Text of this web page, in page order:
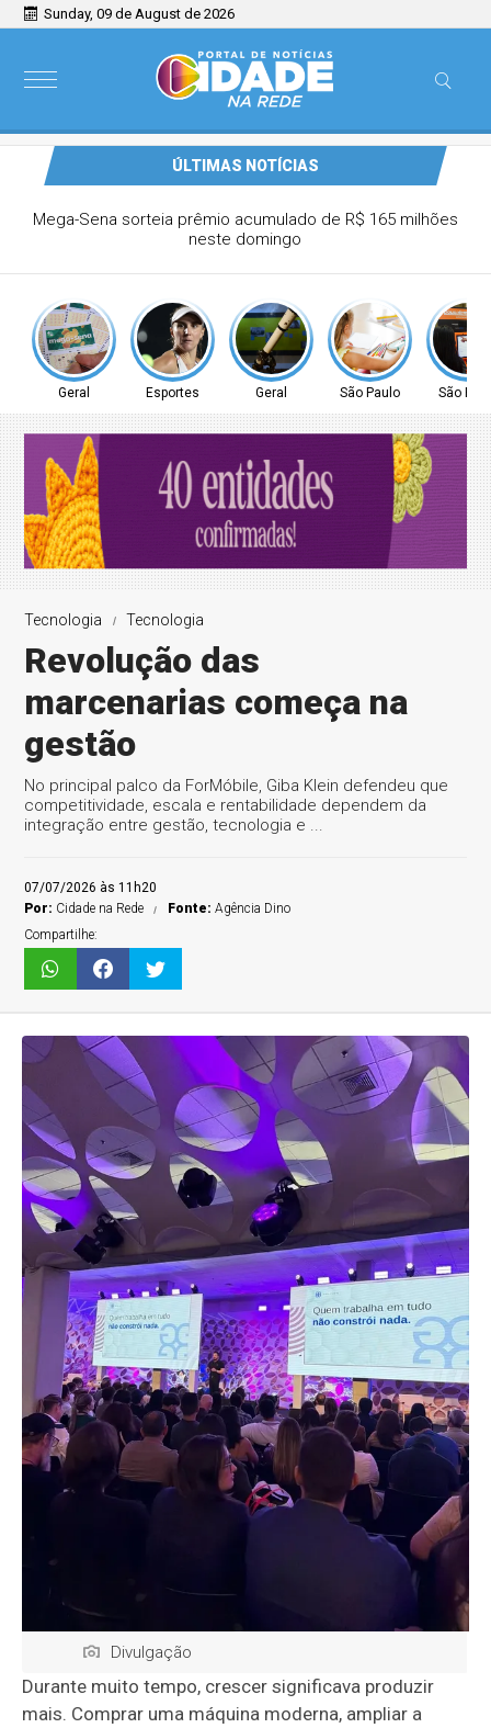
Sunday, 09 de August de 2026
ÚLTIMAS NOTÍCIAS
Tenista Bia Haddad anuncia pausa na carreira neste
segundo semestre
Geral Esportes Geral São Paulo São
Tecnologia Tecnologia
Revolução das
marcenarias começa na
gestão
No principal palco da ForMóbile, Giba Klein defendeu que
competitividade, escala e rentabilidade dependem da
integração entre gestão, tecnologia e ...
07/07/2026 às 11h20
Por: Cidade na Rede Fonte:Agência Dino
Compartilhe:
Divulgação
Durante muito tempo, crescer significava produzir
mais. Comprar uma máquina moderna, ampliar a